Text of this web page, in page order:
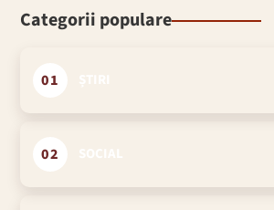
Categorii populare
01
02